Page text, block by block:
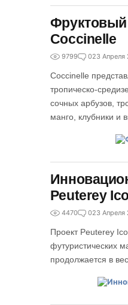
Фруктовый
Coccinelle
9799 023 Апреля
Coccinelle
тропическо-
сочных арбузов,
манго, клубники и
Peuterey
4470 023 Апреля
Проект Peuterey
футуристических
продолжается в